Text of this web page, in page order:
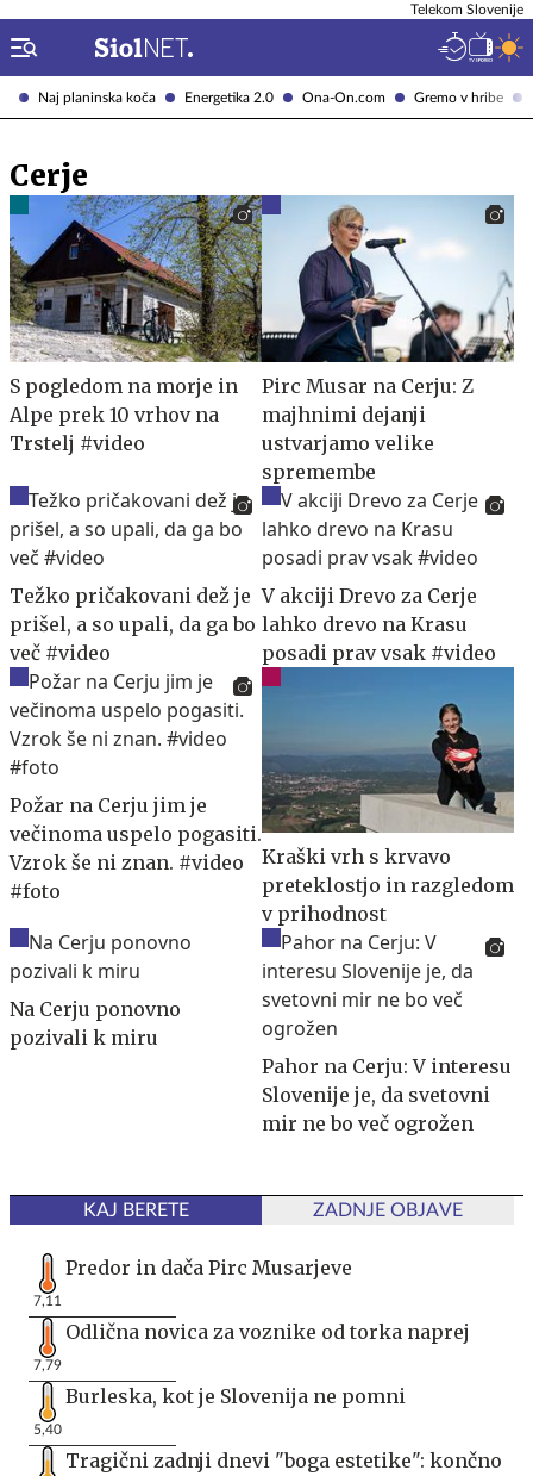
Naj planinska koča Energetika 2.0 Ona-On.com Gremo v hribe
Telekom Slovenije
Cerje
S pogledom na morje in
Alpe prek 10 vrhov na
Trstelj #video
Pirc Musar na Cerju: Z
majhnimi dejanji
ustvarjamo velike
spremembe
Težko pričakovani dež je
prišel, a so upali, da ga bo
več #video
V akciji Drevo za Cerje
lahko drevo na Krasu
posadi prav vsak #video
Požar na Cerju jim je
večinoma uspelo pogasiti.
Vzrok še ni znan. #video
#foto
Kraški vrh s krvavo
preteklostjo in razgledom
v prihodnost
Na Cerju ponovno
pozivali k miru
Pahor na Cerju: V interesu
Slovenije je, da svetovni
mir ne bo več ogrožen
KAJ BERETE ZADNJE OBJAVE
7,11
Predor in dača Pirc Musarjeve
7,79
Odlična novica za voznike od torka naprej
5,40
Burleska, kot je Slovenija ne pomni
Tragični zadnji dnevi "boga estetike": končno